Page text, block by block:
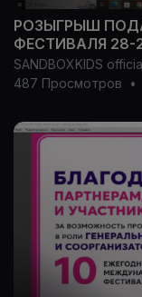
РОЗЫГРЫШ
ФЕСТИВАЛЯ 28-
SANDBOXKIDS
487 Просмотров
•